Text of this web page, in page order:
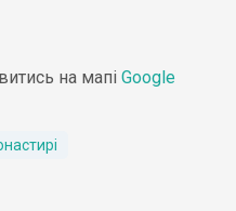
на мапі Google